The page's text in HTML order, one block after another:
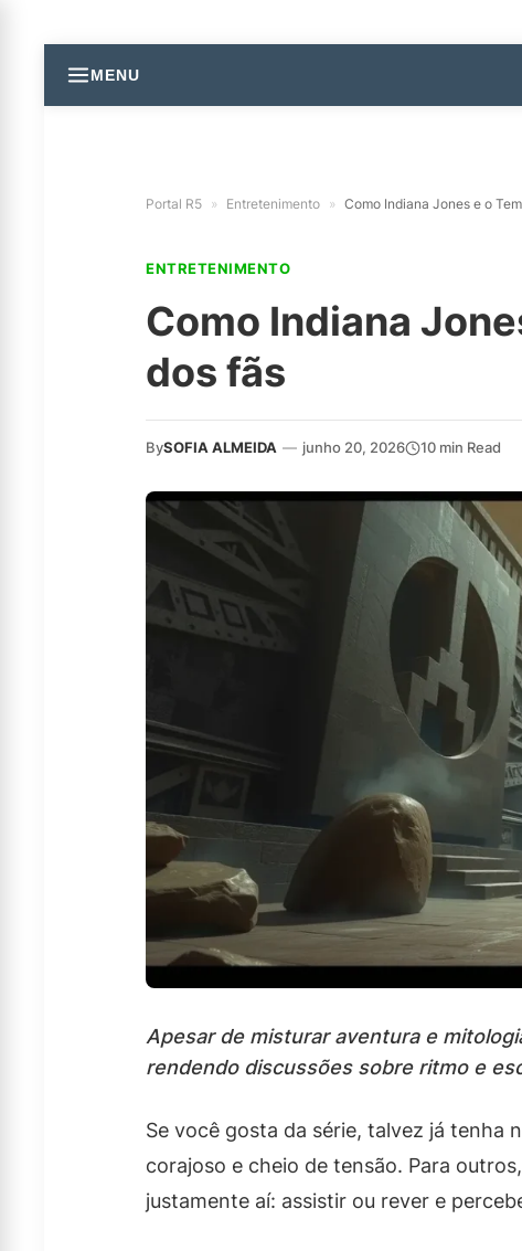
MENU
Portal R5 » Entretenimento » Como Indiana Jones e o
ENTRETENIMENTO
Como Indiana
dos fãs
BySOFIA ALMEIDA — junho 20, 2026 10 min Read
Apesar de misturar aventura e
rendendo discussões sobre ritmo e
Se você gosta da série, talvez já tenha
corajoso e cheio de tensão. Para
justamente aí: assistir ou rever e